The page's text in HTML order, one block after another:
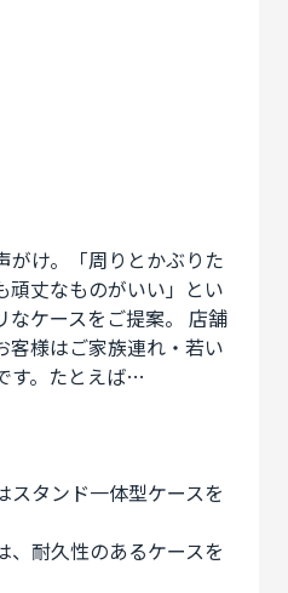
がけ。「周りとかぶりた
頑丈なものがいい」とい
なケースをご提案。 店舗
客様はご家族連れ・若い
す。たとえば…
タンド一体型ケースを
耐久性のあるケースを